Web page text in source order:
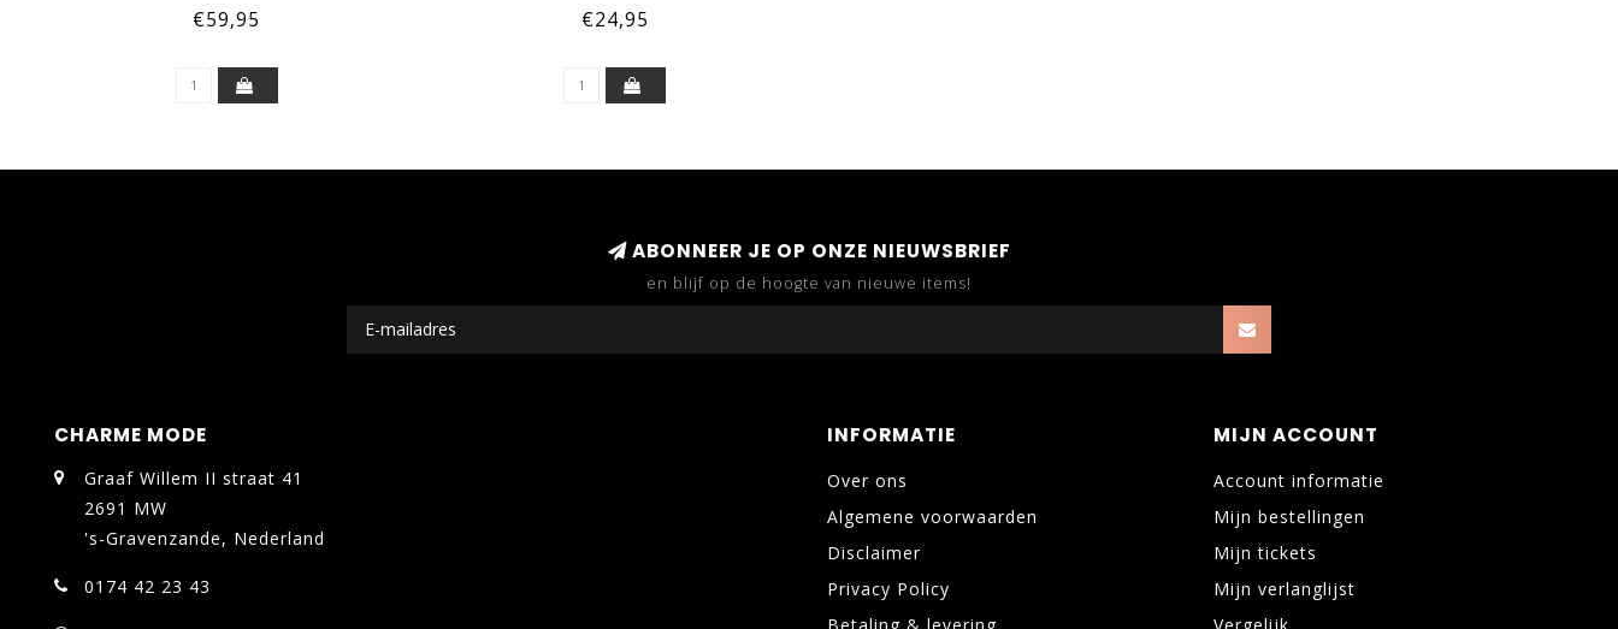
€59,95 €24,95
ABONNEER JE OP ONZE NIEUWSBRIEF
en blijf op de hoogte van nieuwe items!
CHARME MODE
Graaf Willem II straat 41
2691 MW
's-Gravenzande, Nederland
0174 42 23 43
INFORMATIE
Over ons
Algemene voorwaarden
Disclaimer
Privacy Policy
MIJN ACCOUNT
Account informatie
Mijn bestellingen
Mijn tickets
Mijn verlanglijst